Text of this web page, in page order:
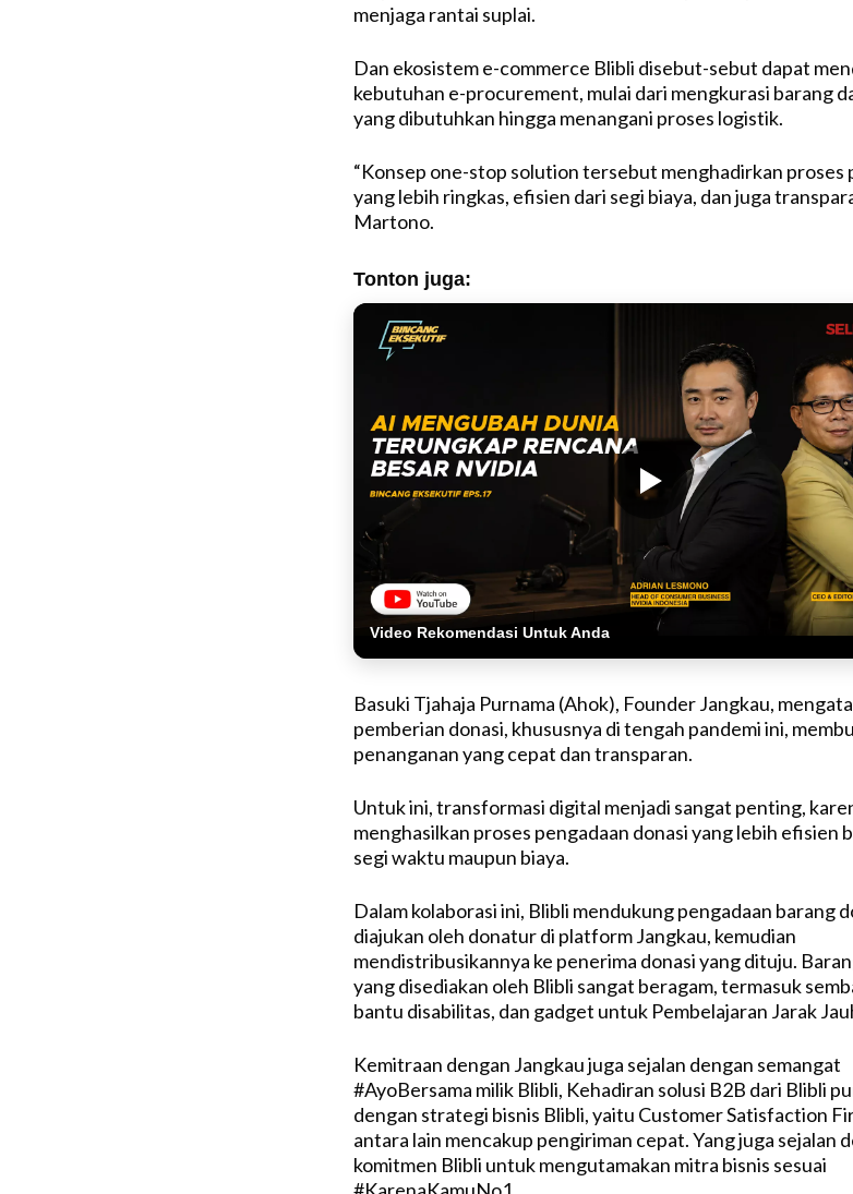
e
menjaga rantai suplai.
Dan ekosistem e-commerce Blibli disebut-sebut dapat
kebutuhan e-procurement, mulai dari mengkurasi barang
yang dibutuhkan hingga menangani proses logistik.
“Konsep one-stop solution tersebut menghadirkan proses
yang lebih ringkas, efisien dari segi biaya, dan juga
Martono.
Tonton juga:
Video Rekomendasi Untuk Anda
Basuki Tjahaja Purnama (Ahok), Founder Jangkau,
pemberian donasi, khususnya di tengah pandemi ini,
penanganan yang cepat dan transparan.
Untuk ini, transformasi digital menjadi sangat penting,
menghasilkan proses pengadaan donasi yang lebih efisien
segi waktu maupun biaya.
Dalam kolaborasi ini, Blibli mendukung pengadaan barang
diajukan oleh donatur di platform Jangkau, kemudian
mendistribusikannya ke penerima donasi yang dituju.
yang disediakan oleh Blibli sangat beragam, termasuk
bantu disabilitas, dan gadget untuk Pembelajaran Jarak
Kemitraan dengan Jangkau juga sejalan dengan semangat
#AyoBersama milik Blibli, Kehadiran solusi B2B dari Blibli
dengan strategi bisnis Blibli, yaitu Customer Satisfaction
antara lain mencakup pengiriman cepat. Yang juga sejalan
komitmen Blibli untuk mengutamakan mitra bisnis sesuai